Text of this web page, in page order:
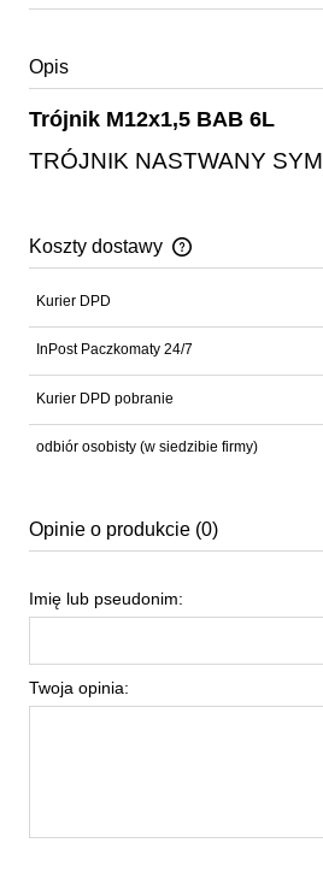
Opis
Trójnik M12x1,5 BAB 6L
TRÓJNIK NASTWANY
Koszty dostawy
Cena nie zawiera ewentualnych
Kurier DPD
InPost Paczkomaty 24/7
Kurier DPD pobranie
odbiór osobisty (w siedzibie firmy)
Opinie o produkcie (0)
Imię lub pseudonim:
Twoja opinia: